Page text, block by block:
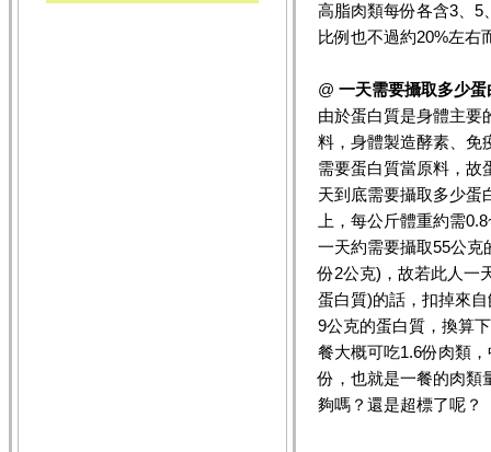
高脂肉類每份各含3、5
比例也不過約20%左右
@ 一天需要攝取多少蛋
由於蛋白質是身體主要
料，身體製造酵素、免
需要蛋白質當原料，故
天到底需要攝取多少蛋
上，每公斤體重約需
一天約需要攝取55公克
份2公克)，故若此人一
蛋白質)的話，扣掉來
9公克的蛋白質，換算
餐大概可吃1.6份肉類
份，也就是一餐的肉
夠嗎？還是超標了呢？